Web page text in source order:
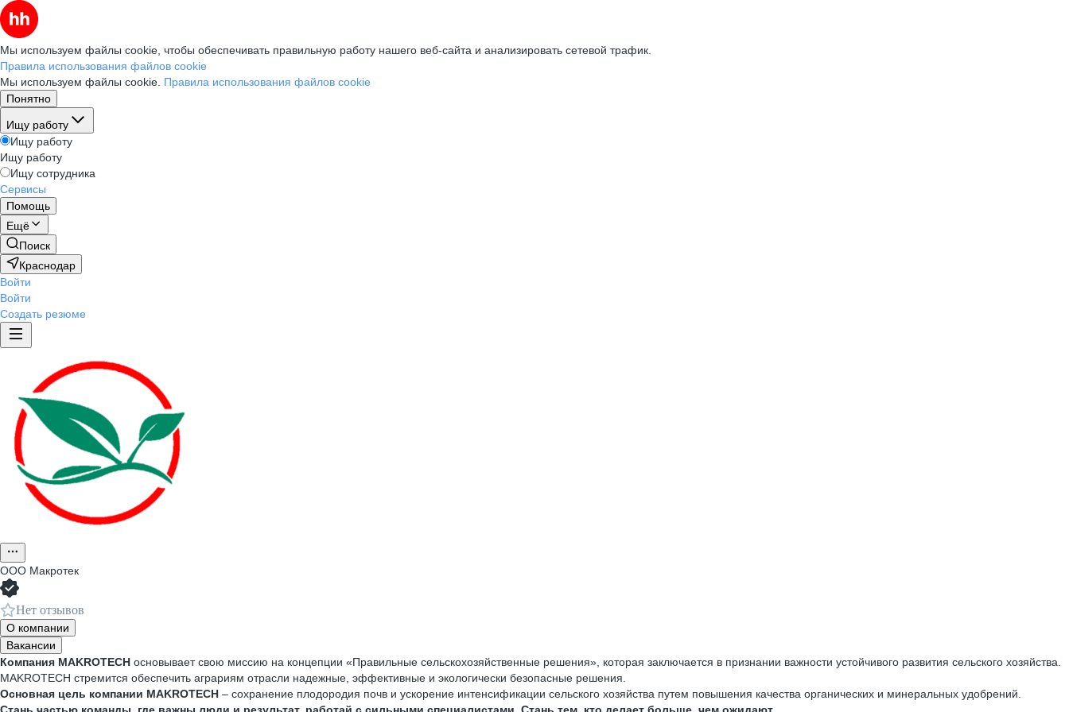
Мы используем файлы cookie, чтобы обеспечивать правильную работу нашего веб-сайта и анализировать сетевой трафик.
Правила использования файлов cookie
Мы используем файлы cookie. Правила использования файлов cookie
Понятно
Ищу работу
Ищу работу
Ищу работу
Ищу сотрудника
Сервисы
Помощь
Ещё
Поиск
Краснодар
Войти
Войти
Создать резюме
ООО Макротек
Нет отзывов
О компании
Вакансии
Компания MAKROTECH основывает свою миссию на концепции «Правильные сельскохозяйственные решения», которая заключается в признании важности устойчивого развития сельского хозяйства.
MAKROTECH стремится обеспечить аграриям отрасли надежные, эффективные и экологически безопасные решения.
Основная цель компании MAKROTECH – сохранение плодородия почв и ускорение интенсификации сельского хозяйства путем повышения качества органических и минеральных удобрений.